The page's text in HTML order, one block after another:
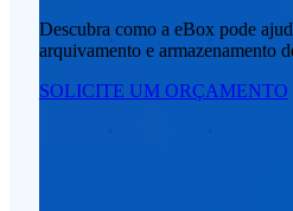
Descubra como a eBox pode
arquivamento e armazenamento
SOLICITE UM ORÇAMENTO